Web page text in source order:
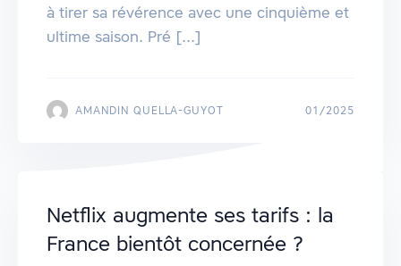
à tirer sa révérence avec une cinquième et
ultime saison. Pré [...]
AMANDIN QUELLA-GUYOT 01/2025
Netflix augmente ses tarifs : la
France bientôt concernée ?